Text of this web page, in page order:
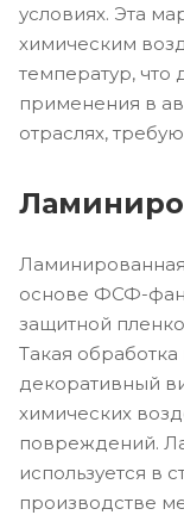
условиях. Эта
химическим
температур, что
применения в
отраслях,
основе ФСФ-
защитной
Такая
декоративный
химических
повреждений.
используется в
производстве